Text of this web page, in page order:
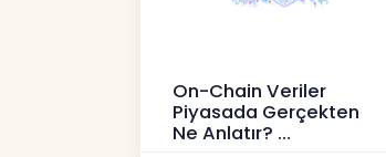
On-Chain Veriler
Piyasada Gerçekten
Ne Anlatır?